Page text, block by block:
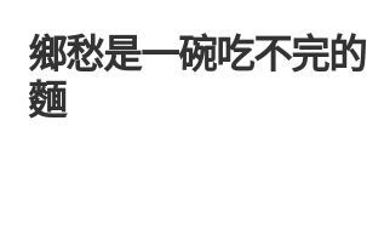
跳
至
導
跳
至
主
鄉愁是一碗吃不完的
麵